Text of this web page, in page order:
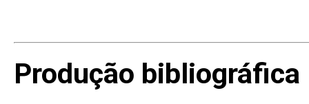
Produção bibliográfica